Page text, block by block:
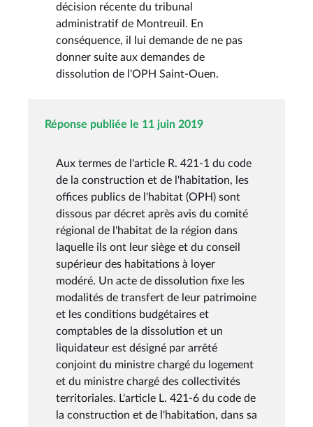
décision récente du tribunal
administratif de Montreuil. En
conséquence, il lui demande de ne pas
donner suite aux demandes de
dissolution de l'OPH Saint-Ouen.
Réponse publiée le 11 juin 2019
Aux termes de l'article R. 421-1 du code
de la construction et de l'habitation, les
offices publics de l'habitat (OPH) sont
dissous par décret après avis du comité
régional de l'habitat de la région dans
laquelle ils ont leur siège et du conseil
supérieur des habitations à loyer
modéré. Un acte de dissolution fixe les
modalités de transfert de leur patrimoine
et les conditions budgétaires et
comptables de la dissolution et un
liquidateur est désigné par arrêté
conjoint du ministre chargé du logement
et du ministre chargé des collectivités
territoriales. L'article L. 421-6 du code de
la construction et de l'habitation, dans sa